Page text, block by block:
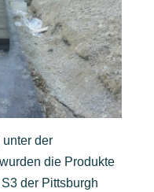
der
die Produkte
der Pittsburgh